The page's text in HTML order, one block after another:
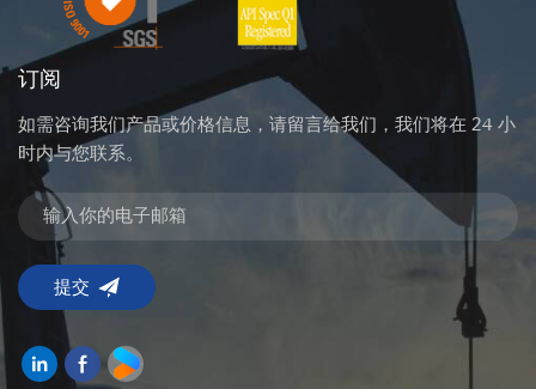
订阅
如需咨询我们产品或价格信息，请留言给我们，我们将在 24 小
时内与您联系。